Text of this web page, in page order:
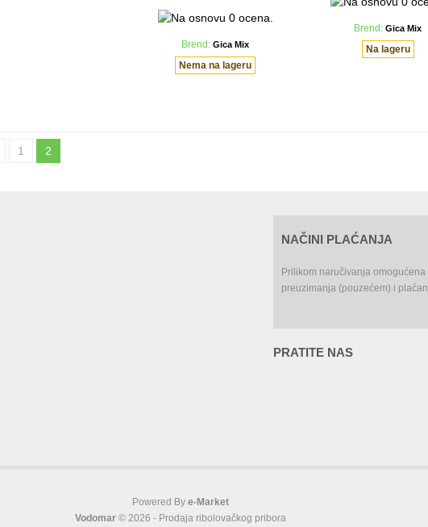
Brend: Gica Mix
Nema na lageru
Brend: Gica Mix
Na lageru
1 2
NAČINI PLAĆANJA
Prilikom naručivanja
preuzimanja (pouzećem) i
PRATITE NAS
Powered By e-Market
Vodomar © 2026 - Prodaja ribolovačkog pribora